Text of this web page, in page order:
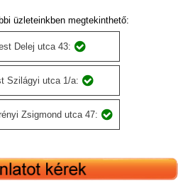
üzleteinkben megtekinthető:
Delej utca 43:
Szilágyi utca 1/a:
Zsigmond utca 47: